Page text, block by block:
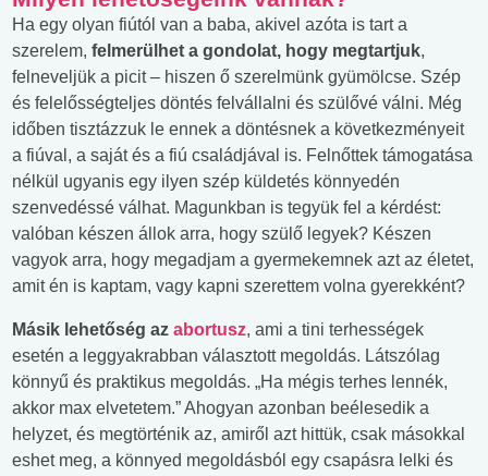
Ha egy olyan fiútól van a baba, akivel azóta is tart a
szerelem, felmerülhet a gondolat, hogy megtartjuk,
felneveljük a picit – hiszen ő szerelmünk gyümölcse. Szép
és felelősségteljes döntés felvállalni és szülővé válni. Még
időben tisztázzuk le ennek a döntésnek a következményeit
a fiúval, a saját és a fiú családjával is. Felnőttek támogatása
nélkül ugyanis egy ilyen szép küldetés könnyedén
szenvedéssé válhat. Magunkban is tegyük fel a kérdést:
valóban készen állok arra, hogy szülő legyek? Készen
vagyok arra, hogy megadjam a gyermekemnek azt az életet,
amit én is kaptam, vagy kapni szerettem volna gyerekként?
Másik lehetőség az abortusz, ami a tini terhességek
esetén a leggyakrabban választott megoldás. Látszólag
könnyű és praktikus megoldás. „Ha mégis terhes lennék,
akkor max elvetetem.” Ahogyan azonban beélesedik a
helyzet, és megtörténik az, amiről azt hittük, csak másokkal
eshet meg, a könnyed megoldásból egy csapásra lelki és